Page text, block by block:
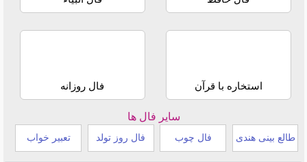
استخاره با قرآن فال روزانه
سایر فال ها
طالع بینی هندی فال چوب فال روز تولد تعبیر خواب